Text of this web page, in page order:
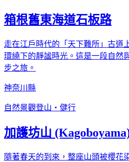
箱根舊東海道石板路
走在江戶時代的「天下難所」古道
環繞下的靜謐時光。這是一段自然
步之旅。
神奈川縣
自然景觀登山・健行
加護坊山
隨著春天的到來，整座山頭被櫻花